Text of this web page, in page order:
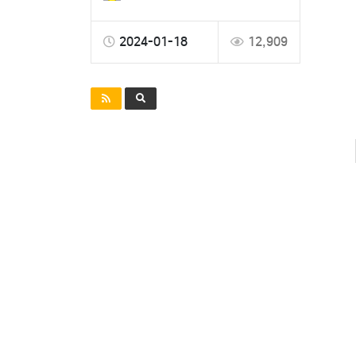
2024-01-18 12,909